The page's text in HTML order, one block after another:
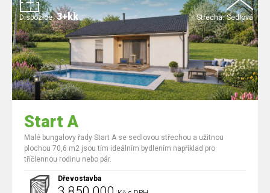
Střecha: Sedlová
Dispozice: 3+kk
Start A
Malé bungalovy řady Start A se sedlovou střechou a užitnou
plochou 70,6 m2 jsou tím ideálním bydlením například pro
tříčlennou rodinu nebo pár.
Dřevostavba